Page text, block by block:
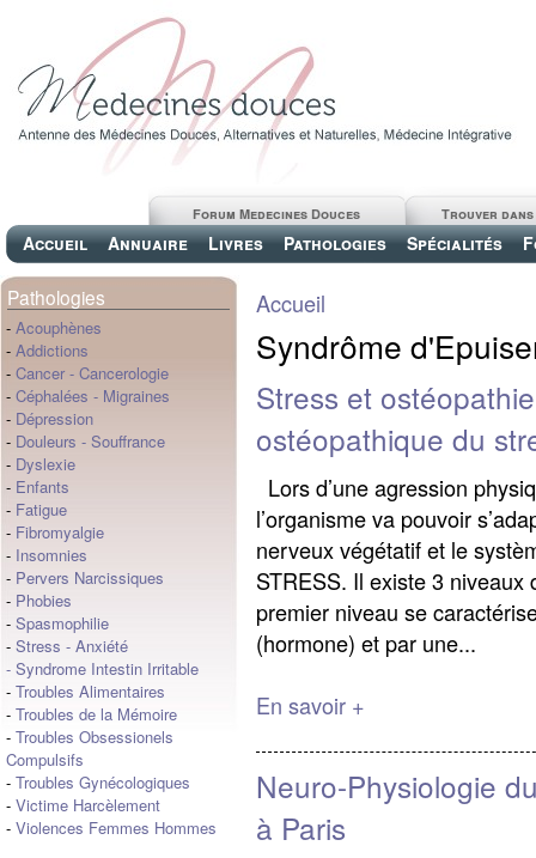
Accueil Annuaire Livres Pathologies Spécialités
Trouver
Forum Medecines Douces
Pathologies
- Acouphènes
- Addictions
- Cancer - Cancerologie
- Céphalées - Migraines
- Dépression
- Douleurs - Souffrance
- Dyslexie
- Enfants
- Fatigue
- Fibromyalgie
- Insomnies
- Pervers Narcissiques
- Phobies
- Spasmophilie
- Stress - Anxiété
- Syndrome Intestin Irritable
- Troubles Alimentaires
- Troubles de la Mémoire
- Troubles Obsessionels
Compulsifs
- Troubles Gynécologiques
- Victime Harcèlement
- Violences Femmes Hommes
Accueil
Syndrôme
Stress et
ostéopathique du
Lors d’une agression
l’organisme va pouvoir
nerveux végétatif et le
STRESS. Il existe 3
premier niveau se
(hormone) et par une...
En savoir +
Neuro-Physiologie
à Paris